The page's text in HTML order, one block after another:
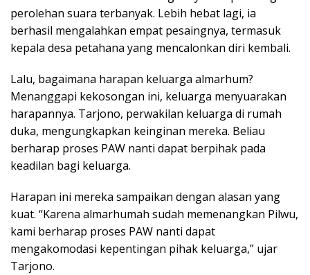
perolehan suara terbanyak. Lebih hebat lagi, ia
berhasil mengalahkan empat pesaingnya, termasuk
kepala desa petahana yang mencalonkan diri kembali.
Lalu, bagaimana harapan keluarga almarhum?
Menanggapi kekosongan ini, keluarga menyuarakan
harapannya. Tarjono, perwakilan keluarga di rumah
duka, mengungkapkan keinginan mereka. Beliau
berharap proses PAW nanti dapat berpihak pada
keadilan bagi keluarga.
Harapan ini mereka sampaikan dengan alasan yang
kuat. “Karena almarhumah sudah memenangkan Pilwu,
kami berharap proses PAW nanti dapat
mengakomodasi kepentingan pihak keluarga,” ujar
Tarjono.